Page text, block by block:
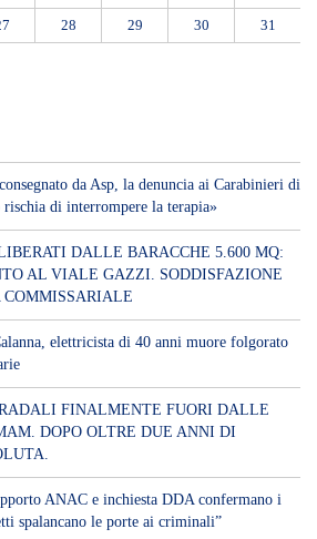
28 29 30 31
da Asp, la denuncia ai Carabinieri di
di interrompere la terapia»
DALLE BARACCHE 5.600 MQ:
AL VIALE GAZZI. SODDISFAZIONE
elettricista di 40 anni muore folgorato
FINALMENTE FUORI DALLE
DOPO OLTRE DUE ANNI DI
ANAC e inchiesta DDA confermano i
spalancano le porte ai criminali”